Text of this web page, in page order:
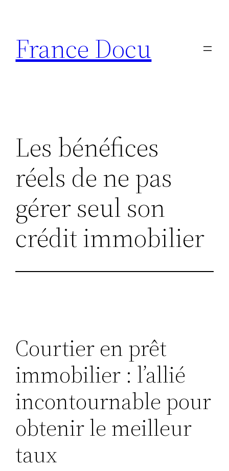
contenu
France Docu
Les bénéfices
réels de ne pas
gérer seul son
crédit immobilier
Courtier en prêt
immobilier : l’allié
incontournable pour
obtenir le meilleur
taux